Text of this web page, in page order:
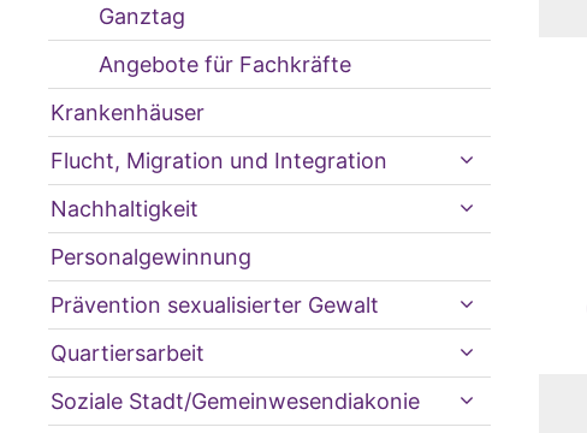
Ganztag
Angebote für Fachkräfte
Krankenhäuser
Flucht, Migration und Integration
Nachhaltigkeit
Personalgewinnung
Prävention sexualisierter Gewalt
Quartiersarbeit
Soziale Stadt/Gemeinwesendiakonie